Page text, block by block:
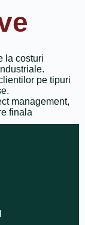
la costuri
pe tipuri
management,
finala